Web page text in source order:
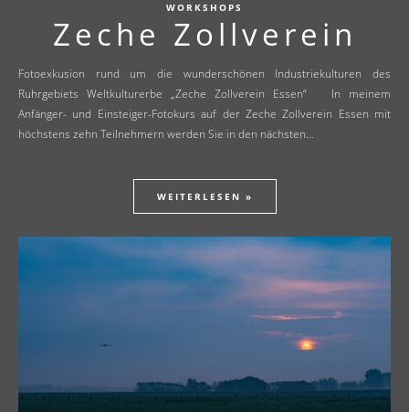
WORKSHOPS
Zeche Zollverein
Fotoexkusion rund um die wunderschönen Industriekulturen des
Ruhrgebiets Weltkulturerbe „Zeche Zollverein Essen“ In meinem
Anfänger- und Einsteiger-Fotokurs auf der Zeche Zollverein Essen mit
höchstens zehn Teilnehmern werden Sie in den nächsten…
WEITERLESEN »